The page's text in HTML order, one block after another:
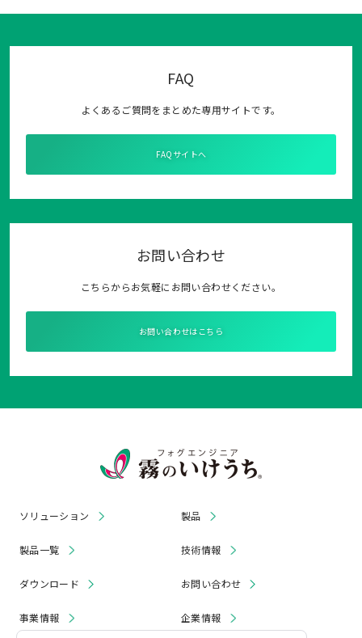
FAQ
よくあるご質問をまとめた専用サイトです。
FAQサイトへ
お問い合わせ
こちらからお気軽にお問い合わせください。
お問い合わせはこちら
ソリューション 製品
製品一覧 技術情報
ダウンロード お問い合わせ
事業情報 企業情報